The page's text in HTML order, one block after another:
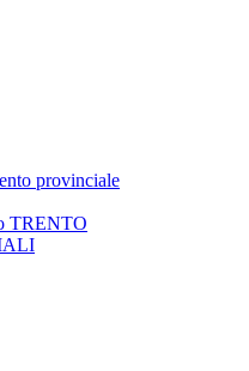
provinciale
TRENTO